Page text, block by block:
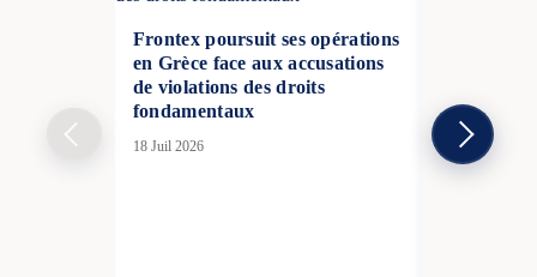
Frontex poursuit ses opérations
en Grèce face aux accusations
de violations des droits
fondamentaux
18 Juil 2026